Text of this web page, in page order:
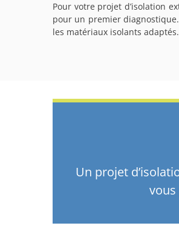
Pour votre projet d’isolation
pour un premier
les matériaux isolants adaptés.
Un projet